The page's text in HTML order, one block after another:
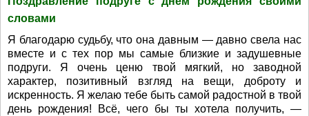
словами
Я благодарю судьбу, что она давным — давно свела нас
вместе и с тех пор мы самые близкие и задушевные
подруги. Я очень ценю твой мягкий, но заводной
характер, позитивный взгляд на вещи, доброту и
искренность. Я желаю тебе быть самой радостной в твой
день рождения! Всё, чего бы ты хотела получить, —